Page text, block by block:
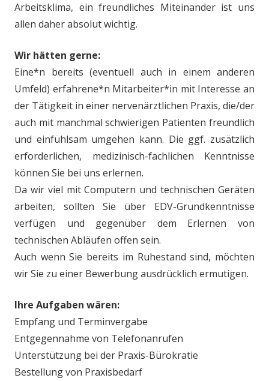
Arbeitsklima, ein freundliches Miteinander ist uns
allen daher absolut wichtig.
Wir hätten gerne:
Eine*n bereits (eventuell auch in einem anderen
Umfeld) erfahrene*n Mitarbeiter*in mit Interesse an
der Tätigkeit in einer nervenärztlichen Praxis, die/der
auch mit manchmal schwierigen Patienten freundlich
und einfühlsam umgehen kann. Die ggf. zusätzlich
erforderlichen, medizinisch-fachlichen Kenntnisse
können Sie bei uns erlernen.
Da wir viel mit Computern und technischen Geräten
arbeiten, sollten Sie über EDV-Grundkenntnisse
verfügen und gegenüber dem Erlernen von
technischen Abläufen offen sein.
Auch wenn Sie bereits im Ruhestand sind, möchten
wir Sie zu einer Bewerbung ausdrücklich ermutigen.
Ihre Aufgaben wären:
Empfang und Terminvergabe
Entgegennahme von Telefonanrufen
Unterstützung bei der Praxis-Bürokratie
Bestellung von Praxisbedarf